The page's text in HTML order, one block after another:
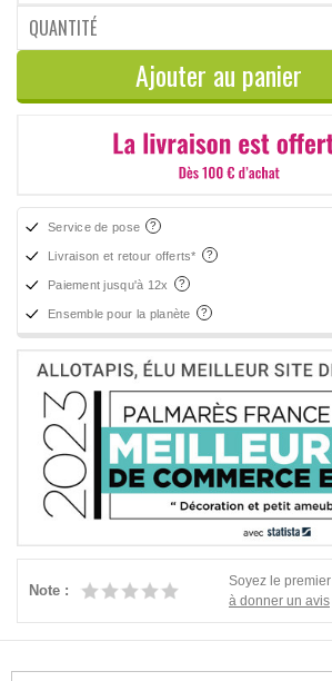
QUANTITÉ
Ajouter au panier
Service de pose
Livraison et retour offerts*
Paiement jusqu'à 12x
Ensemble pour la planète
Note :
Soyez le premier
à donner un avis